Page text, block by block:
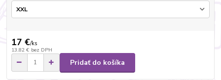
17 €/ks
13,82 € bez DPH
Pridať do košíka